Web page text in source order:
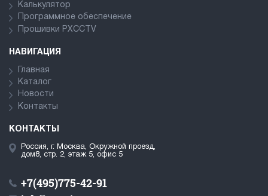
Калькулятор
Программное обеспечение
Прошивки PXCCTV
НАВИГАЦИЯ
Главная
Каталог
Новости
Контакты
КОНТАКТЫ
Россия, г. Москва, Окружной проезд,
дом8, стр. 2, этаж 5, офис 5
+7(495)775-42-91